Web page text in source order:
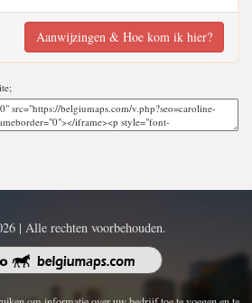
Aanwijzingen & Hoe kom ik hier?
| Alle rechten voorbehouden.